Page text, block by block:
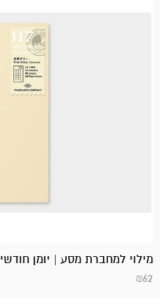
מילוי למחברת מסע | יומן חודשי
₪62